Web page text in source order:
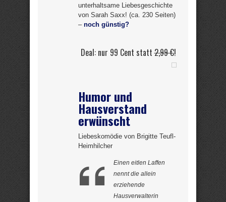
unterhaltsame Liebesgeschichte
von Sarah Saxx! (ca. 230 Seiten)
– noch günstig?
Deal: nur 99 Cent statt2,99 €!
Humor und
Hausverstand
erwünscht
Liebeskomödie von Brigitte Teufl-
Heimhilcher
Einen eitlen Laffen
nennt die allein
erziehende
Hausverwalterin